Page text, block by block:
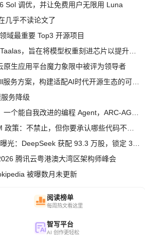
Sol 调优，并让免费用户无限用 Luna
几乎不读论文了
域最重要 Top3 开源项目
生应用平台魔力象限中被评为领导者
务降级
腾讯云粤港澳大湾区架构师峰会
被曝数月未更新
阅读榜单
每周热文看这里
智写平台
AI 创作更轻松